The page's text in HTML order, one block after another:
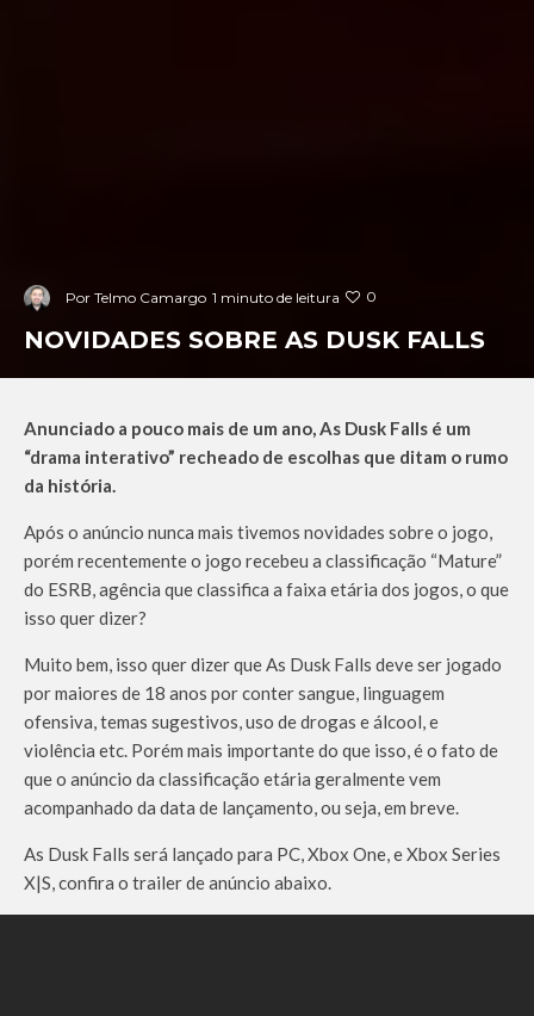
Por Telmo Camargo 1 minuto de leitura 0
NOVIDADES SOBRE AS DUSK FALLS
Anunciado a pouco mais de um ano, As Dusk Falls é um
“drama interativo” recheado de escolhas que ditam o rumo
da história.
Após o anúncio nunca mais tivemos novidades sobre o jogo,
porém recentemente o jogo recebeu a classificação “Mature”
do ESRB, agência que classifica a faixa etária dos jogos, o que
isso quer dizer?
Muito bem, isso quer dizer que As Dusk Falls deve ser jogado
por maiores de 18 anos por conter sangue, linguagem
ofensiva, temas sugestivos, uso de drogas e álcool, e
violência etc. Porém mais importante do que isso, é o fato de
que o anúncio da classificação etária geralmente vem
acompanhado da data de lançamento, ou seja, em breve.
As Dusk Falls será lançado para PC, Xbox One, e Xbox Series
X|S, confira o trailer de anúncio abaixo.